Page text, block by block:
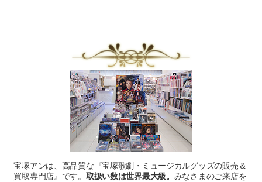
宝塚アンは、高品質な『宝塚歌劇・ミュージカルグッズの販売＆
買取専門店』です。 取扱い数は世界最大級。 みなさまのご来店を